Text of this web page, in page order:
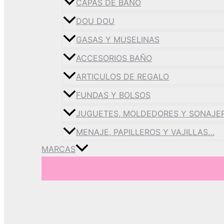
CAPAS DE BAÑO
DOU DOU
GASAS Y MUSELINAS
ACCESORIOS BAÑO
ARTICULOS DE REGALO
FUNDAS Y BOLSOS
JUGUETES, MOLDEDORES Y
MENAJE, PAPILLEROS Y VAJILLAS…
MARCAS